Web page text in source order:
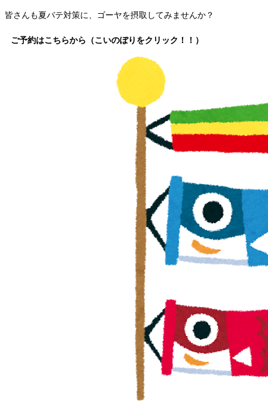
皆さんも夏バテ対策に、ゴーヤを摂取してみませんか？
ご予約はこちらから（こいのぼりをクリック！！）